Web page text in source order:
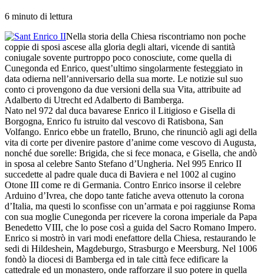
6 minuto di lettura
Nella storia della Chiesa riscontriamo non poche
coppie di sposi ascese alla gloria degli altari, vicende di santità
coniugale sovente purtroppo poco conosciute, come quella di
Cunegonda ed Enrico, quest’ultimo singolarmente festeggiato in
data odierna nell’anniversario della sua morte. Le notizie sul suo
conto ci provengono da due versioni della sua Vita, attribuite ad
Adalberto di Utrecht ed Adalberto di Bamberga.
Nato nel 972 dal duca bavarese Enrico il Litigioso e Gisella di
Borgogna, Enrico fu istruito dal vescovo di Ratisbona, San
Volfango. Enrico ebbe un fratello, Bruno, che rinunciò agli agi della
vita di corte per divenire pastore d’anime come vescovo di Augusta,
nonché due sorelle: Brigida, che si fece monaca, e Gisella, che andò
in sposa al celebre Santo Stefano d’Ungheria. Nel 995 Enrico II
succedette al padre quale duca di Baviera e nel 1002 al cugino
Otone III come re di Germania. Contro Enrico insorse il celebre
Arduino d’Ivrea, che dopo tante fatiche aveva ottenuto la corona
d’Italia, ma questi lo sconfisse con un’armata e poi raggiunse Roma
con sua moglie Cunegonda per ricevere la corona imperiale da Papa
Benedetto VIII, che lo pose così a guida del Sacro Romano Impero.
Enrico si mostrò in vari modi enefattore della Chiesa, restaurando le
sedi di Hildeshein, Magdeburgo, Strasburgo e Meersburg. Nel 1006
fondò la diocesi di Bamberga ed in tale città fece edificare la
cattedrale ed un monastero, onde rafforzare il suo potere in quella